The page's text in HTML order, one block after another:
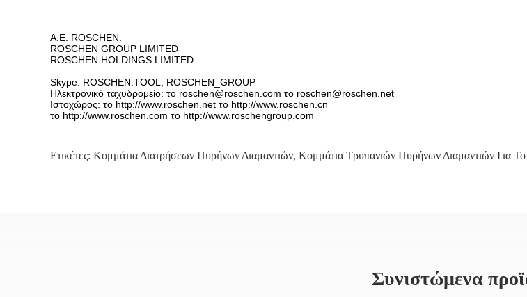
Α.Ε. ROSCHEN.
ROSCHEN GROUP LIMITED
ROSCHEN HOLDINGS LIMITED
Skype: ROSCHEN.TOOL, ROSCHEN_GROUP
Ηλεκτρονικό ταχυδρομείο: το roschen@roschen.com το roschen@roschen.net
Ιστοχώρος: το http://www.roschen.net το http://www.roschen.cn
το http://www.roschen.com το http://www.roschengroup.com
Ετικέτες: Κομμάτια Διατρήσεων Πυρήνων Διαμαντιών, Κομμάτια Τρυπανιών Πυρήνων Διαμαντιών Για
Συνιστώμενα